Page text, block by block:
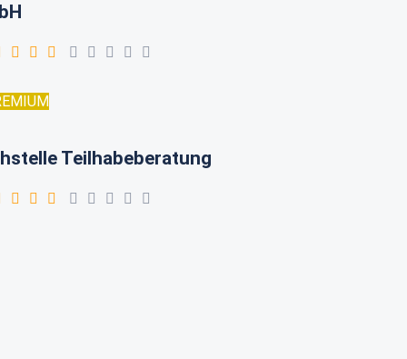
Teilhabeberatung